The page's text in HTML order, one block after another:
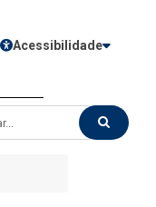
Acessibilidade